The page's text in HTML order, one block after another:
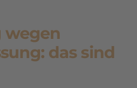
wegen
das sind